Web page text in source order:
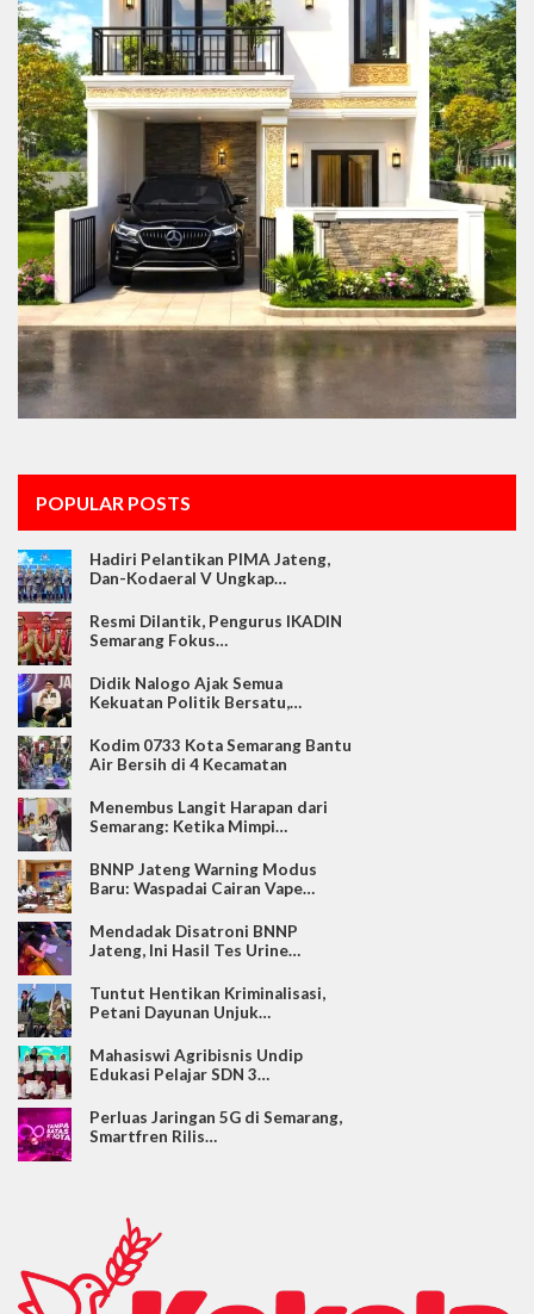
POPULAR POSTS
Hadiri Pelantikan PIMA Jateng,
Dan-Kodaeral V Ungkap…
Resmi Dilantik, Pengurus IKADIN
Semarang Fokus…
Didik Nalogo Ajak Semua
Kekuatan Politik Bersatu,…
Kodim 0733 Kota Semarang Bantu
Air Bersih di 4 Kecamatan
Menembus Langit Harapan dari
Semarang: Ketika Mimpi…
BNNP Jateng Warning Modus
Baru: Waspadai Cairan Vape…
Mendadak Disatroni BNNP
Jateng, Ini Hasil Tes Urine…
Tuntut Hentikan Kriminalisasi,
Petani Dayunan Unjuk…
Mahasiswi Agribisnis Undip
Edukasi Pelajar SDN 3…
Perluas Jaringan 5G di Semarang,
Smartfren Rilis…